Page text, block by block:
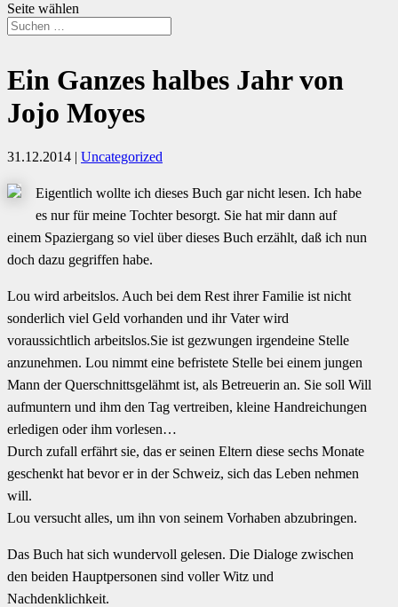
Seite wählen
Ein Ganzes halbes Jahr von
Jojo Moyes
31.12.2014 | Uncategorized
Eigentlich wollte ich dieses Buch gar nicht lesen. Ich habe
es nur für meine Tochter besorgt. Sie hat mir dann auf
einem Spaziergang so viel über dieses Buch erzählt, daß ich nun
doch dazu gegriffen habe.
Lou wird arbeitslos. Auch bei dem Rest ihrer Familie ist nicht
sonderlich viel Geld vorhanden und ihr Vater wird
voraussichtlich arbeitslos.Sie ist gezwungen irgendeine Stelle
anzunehmen. Lou nimmt eine befristete Stelle bei einem jungen
Mann der Querschnittsgelähmt ist, als Betreuerin an. Sie soll Will
aufmuntern und ihm den Tag vertreiben, kleine Handreichungen
erledigen oder ihm vorlesen…
Durch zufall erfährt sie, das er seinen Eltern diese sechs Monate
geschenkt hat bevor er in der Schweiz, sich das Leben nehmen
will.
Lou versucht alles, um ihn von seinem Vorhaben abzubringen.
Das Buch hat sich wundervoll gelesen. Die Dialoge zwischen
den beiden Hauptpersonen sind voller Witz und
Nachdenklichkeit.